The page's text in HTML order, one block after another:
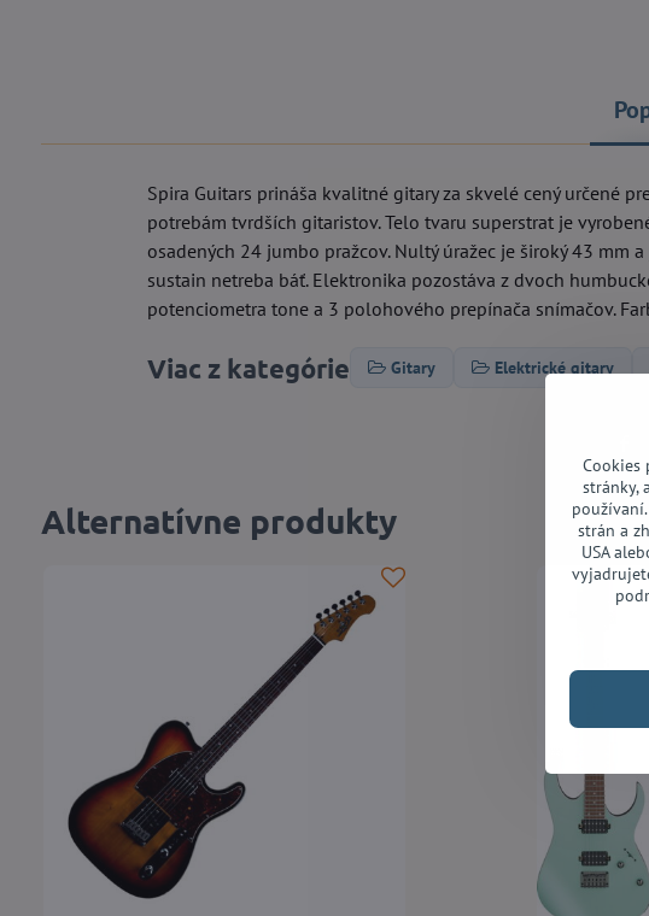
Spira Guitars prináša kvalitné gitary za skvelé cený určené
potrebám tvrdších gitaristov. Telo tvaru superstrat je
osadených 24 jumbo pražcov. Nultý úražec je široký 43
sustain netreba báť. Elektronika pozostáva z dvoch
potenciometra tone a 3 polohového prepínača snímačov.
Viac z kategórie Gitary Elektrické gitary
Alternatívne produkty
Cookies
stránky,
strán a
USA